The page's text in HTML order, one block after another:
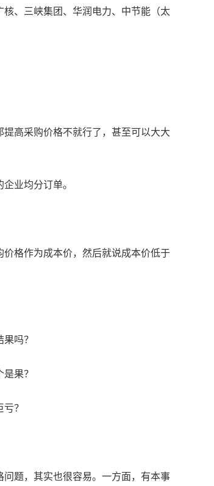
、三峡集团、华润电力、中节能（太
高采购价格不就行了，甚至可以大大
业均分订单。
格作为成本价，然后就说成本价低于
吗？
果？
？
题，其实也很容易。一方面，有本事